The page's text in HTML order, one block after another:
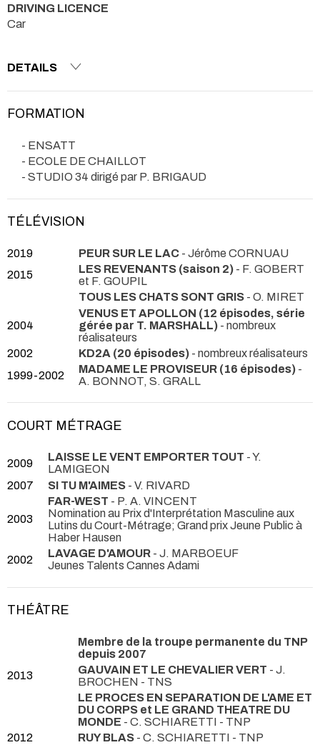
DRIVING LICENCE
Car
DETAILS
FORMATION
- ENSATT
- ECOLE DE CHAILLOT
- STUDIO 34 dirigé par P. BRIGAUD
TÉLÉVISION
2019 PEUR SUR LE LAC - Jérôme CORNUAU
2015
LES REVENANTS (saison 2) - F. GOBERT
et F. GOUPIL
TOUS LES CHATS SONT GRIS - O. MIRET
2004
VENUS ET APOLLON (12 épisodes, série
gérée par T. MARSHALL) - nombreux
réalisateurs
2002
KD2A (20 épisodes) - nombreux réalisateurs
1999-2002
MADAME LE PROVISEUR (16 épisodes) -
A. BONNOT, S. GRALL
COURT MÉTRAGE
2009 LAISSE LE VENT EMPORTER TOUT - Y.
LAMIGEON
2007
SI TU M'AIMES - V. RIVARD
2003
FAR-WEST - P. A. VINCENT
Nomination au Prix d'Interprétation Masculine aux
Lutins du Court-Métrage; Grand prix Jeune Public à
Haber Hausen
2002
LAVAGE D'AMOUR - J. MARBOEUF
Jeunes Talents Cannes Adami
THÉÂTRE
Membre de la troupe permanente du TNP
depuis 2007
2013
GAUVAIN ET LE CHEVALIER VERT - J.
BROCHEN - TNS
LE PROCES EN SEPARATION DE L'AME ET
DU CORPS et LE GRAND THEATRE DU
MONDE - C. SCHIARETTI - TNP
2012
RUY BLAS - C. SCHIARETTI - TNP